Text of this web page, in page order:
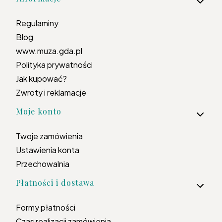
Regulaminy
Blog
www.muza.gda.pl
Polityka prywatności
Jak kupować?
Zwroty i reklamacje
Moje konto
Twoje zamówienia
Ustawienia konta
Przechowalnia
Płatności i dostawa
Formy płatności